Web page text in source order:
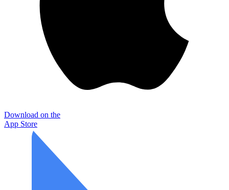
Download on the
App Store